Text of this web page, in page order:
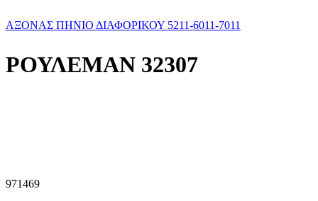
ΑΞΟΝΑΣ ΠΗΝΙΟ ΔΙΑΦΟΡΙΚΟΥ 5211-6011-7011
ΡΟΥΛΕΜΑΝ 32307
971469